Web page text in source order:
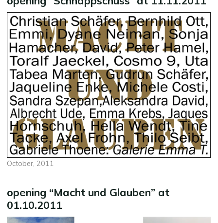
October, 2011
opening “Macht und Glauben” at
01.10.2011